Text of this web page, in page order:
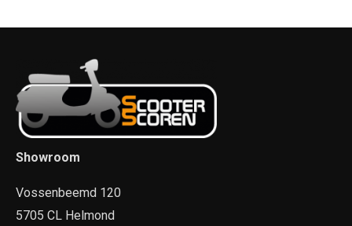
Showroom
Vossenbeemd 120
5705 CL Helmond